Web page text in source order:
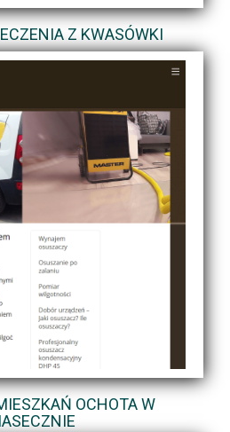
Z KWASÓWKI
OCHOTA W